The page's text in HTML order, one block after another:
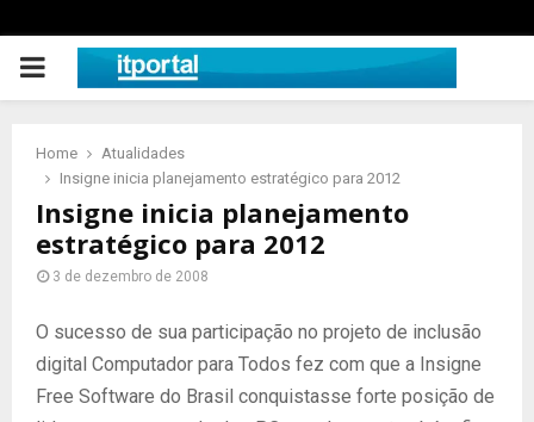
PRIMARY
Home
Atualidades
Insigne inicia planejamento estratégico para 2012
Insigne inicia planejamento
estratégico para 2012
3 de dezembro de 2008
O sucesso de sua participação no projeto de inclusão
digital Computador para Todos fez com que a Insigne
Free Software do Brasil conquistasse forte posição de